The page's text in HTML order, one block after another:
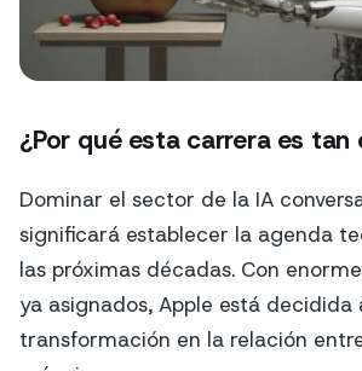
¿Por qué esta carrera es tan
Dominar el sector de la IA
significará establecer la agenda
las próximas décadas. Con
ya asignados, Apple está
transformación en la relación